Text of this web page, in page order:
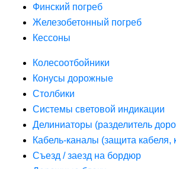
Финский погреб
Железобетонный погреб
Кессоны
Колесоотбойники
Конусы дорожные
Столбики
Системы световой индикации
Делиниаторы (разделитель
Кабель-каналы (защита кабеля,
Съезд / заезд на бордюр